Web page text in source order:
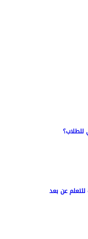
للطلاب؟
للتعلم عن بعد